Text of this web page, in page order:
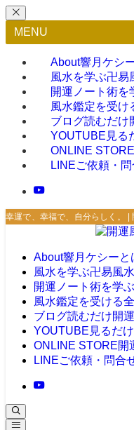
MENU
About響月ケシ
風水を学ぶ卍易
開運ノート術を
風水鑑定を受け
ブログ読むだけ
YOUTUBE 見る
ONLINE STORE
LINEご依頼・
幸運で、幸福で、自分らしく。 |
About響月ケシーと
風水を学ぶ卍易風
開運ノート術を学ぶ
風水鑑定を受ける
ブログ読むだけ開運
YOUTUBE 見るだ
ONLINE STORE開
LINEご依頼・問合